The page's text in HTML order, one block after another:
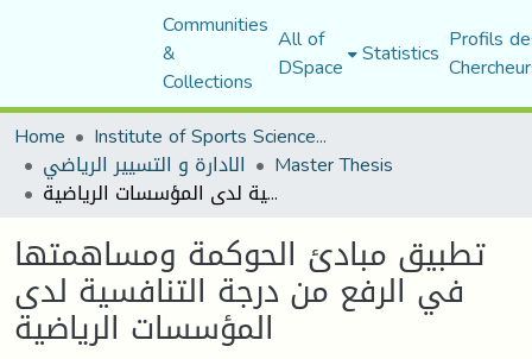
Communities
&
Collections
All of
DSpace Statistics Profils
Home
Institute of Sports Sciences and Techniques
الادارة و التسيير الرياضي Master Thesis
تطبيق مبادئ الحوكمة ومساهمتها في الرفع من درجة التنافسية لدى المؤسسات الرياضية
تطبيق مبادئ الحوكمة ومساهمتها
في الرفع من درجة التنافسية لدى
المؤسسات الرياضية